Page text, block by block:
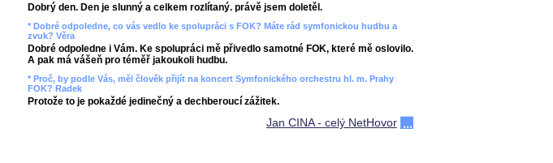
Dobrý den. Den je slunný a celkem rozlítaný. právě jsem doletěl.
* Dobré odpoledne, co vás vedlo ke spolupráci s FOK? Máte rád symfonickou hudbu a
zvuk? Věra
Dobré odpoledne i Vám. Ke spolupráci mě přivedlo samotné FOK, které mě oslovilo.
A pak má vášeň pro téměř jakoukoli hudbu.
* Proč, by podle Vás, měl člověk přijít na koncert Symfonického orchestru hl. m. Prahy
FOK? Radek
Protože to je pokaždé jedinečný a dechberoucí zážitek.
Jan CINA - celý NetHovor